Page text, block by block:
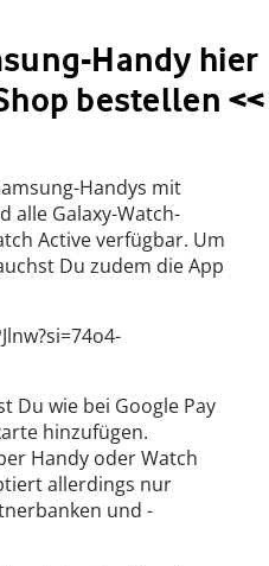
Handy hier
bestellen <<
Handys mit
alle Galaxy-Watch-
Active verfügbar. Um
Du zudem die App
Du wie bei Google Pay
hinzufügen.
Handy oder Watch
allerdings nur
und -